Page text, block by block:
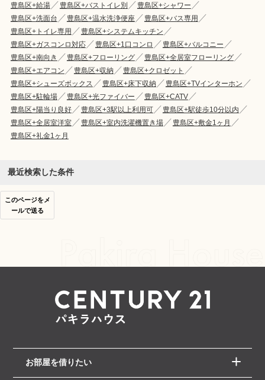
豊島区+給湯 豊島区+バストイレ別
豊島区+シャワー
豊島区+洗面台
豊島区+温水洗浄便座
豊島区+バス専用
豊島区+トイレ専用
豊島区+システムキッチン
豊島区+ガスコンロ対応
豊島区+1口コンロ
豊島区+バルコニー
豊島区+南向き
豊島区+フローリング
豊島区+全居室フローリング
豊島区+エアコン
豊島区+収納
豊島区+クロゼット
豊島区+シューズボックス
豊島区+床下収納
豊島区+TVインターホン
豊島区+駐輪場
豊島区+光ファイバー
豊島区+CATV
豊島区+陽当り良好
豊島区+3駅以上利用可
豊島区+駅徒歩10分以内
豊島区+全居室洋室
豊島区+室内洗濯機置き場
豊島区+敷金1ヶ月
豊島区+礼金1ヶ月
最近検索した条件
このページをメ
ールで送る
お部屋を借りたい